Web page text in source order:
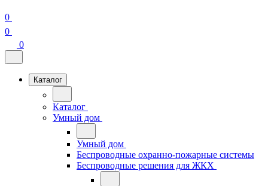
0
0
0
Каталог
Каталог
Умный дом
Умный дом
Беспроводные охранно-пожарные системы
Беспроводные решения для ЖКХ